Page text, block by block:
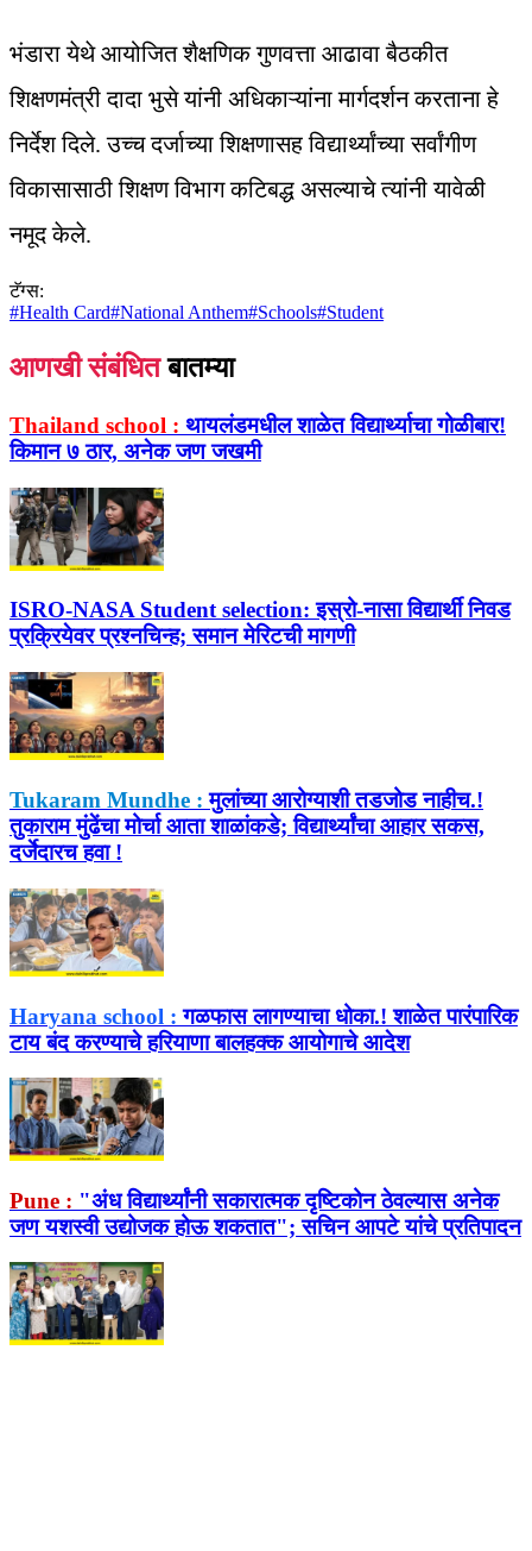
भंडारा येथे आयोजित शैक्षणिक गुणवत्ता आढावा बैठकीत
शिक्षणमंत्री दादा भुसे यांनी अधिकाऱ्यांना मार्गदर्शन करताना हे
निर्देश दिले. उच्च दर्जाच्या शिक्षणासह विद्यार्थ्यांच्या सर्वांगीण
विकासासाठी शिक्षण विभाग कटिबद्ध असल्याचे त्यांनी यावेळी
नमूद केले.
टॅग्स:
#Health Card#National Anthem#Schools#Student
आणखी संबंधित बातम्या
Thailand school : थायलंडमधील शाळेत विद्यार्थ्याचा गोळीबार!
किमान ७ ठार, अनेक जण जखमी
ISRO-NASA Student selection: इस्रो-नासा विद्यार्थी निवड
प्रक्रियेवर प्रश्नचिन्ह; समान मेरिटची मागणी
Tukaram Mundhe : मुलांच्या आरोग्याशी तडजोड नाहीच.!
तुकाराम मुंढेंचा मोर्चा आता शाळांकडे; विद्यार्थ्यांचा आहार सकस,
दर्जेदारच हवा !
Haryana school : गळफास लागण्याचा धोका.! शाळेत पारंपारिक
टाय बंद करण्याचे हरियाणा बालहक्क आयोगाचे आदेश
Pune : "अंध विद्यार्थ्यांनी सकारात्मक दृष्टिकोन ठेवल्यास अनेक
जण यशस्वी उद्योजक होऊ शकतात"; सचिन आपटे यांचे प्रतिपादन